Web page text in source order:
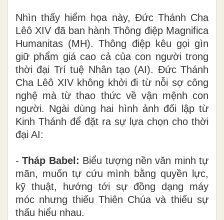
Nhìn thấy hiểm họa này, Đức Thánh Cha
Lêô XIV đã ban hành Thông điệp Magnifica
Humanitas (MH). Thông điệp kêu gọi gìn
giữ phẩm giá cao cả của con người trong
thời đại Trí tuệ Nhân tạo (AI). Đức Thánh
Cha Lêô XIV không khởi đi từ nỗi sợ công
nghệ mà từ thao thức về vận mệnh con
người. Ngài dùng hai hình ảnh đối lập từ
Kinh Thánh để đặt ra sự lựa chọn cho thời
đại AI:
-Tháp Babel: Biểu tượng nền văn minh tự
mãn, muốn tự cứu mình bằng quyền lực,
kỹ thuật, hướng tới sự đồng dạng máy
móc nhưng thiếu Thiên Chúa và thiếu sự
thấu hiểu nhau.